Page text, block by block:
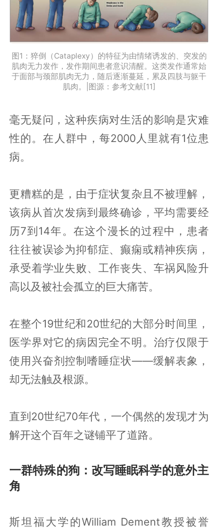
图1：猝倒（Cataplexy）的特征为由情绪诱发的、突发的
肌肉无力发作，发作期间患者意识清醒。这类发作通常始
于面部与颈部肌肉无力，随后逐渐蔓延，累及四肢与躯干
肌肉。|图源：参考文献[11]
毫无疑问，这种疾病对生活的影响是灾难
性的。在人群中，每2000人里就有1位患
病。
更糟糕的是，由于症状复杂且不被理解，
该病从首次发病到最终确诊，平均需要经
历7到14年。在这个漫长的过程中，患者
往往被误诊为抑郁症、癫痫或精神疾病，
承受着学业失败、工作丧失、车祸风险升
高以及被社会孤立的巨大痛苦。
在整个19世纪和20世纪的大部分时间里，
医学界对它的病因完全不明。治疗仅限于
使用兴奋剂控制嗜睡症状——缓解表象，
却无法触及根源。
直到20世纪70年代，一个偶然的发现才为
解开这个百年之谜铺平了道路。
一群特殊的狗：改写睡眠科学的意外主
角
斯坦福大学的William Dement教授被誉